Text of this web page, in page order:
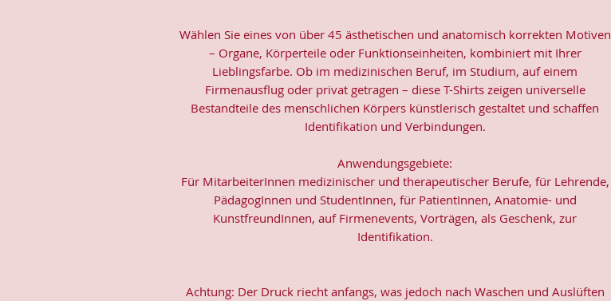
Wählen Sie eines von über 45 ästhetischen und anatomisch korrekten Motiven
– Organe, Körperteile oder Funktionseinheiten, kombiniert mit Ihrer
Lieblingsfarbe. Ob im medizinischen Beruf, im Studium, auf einem
Firmenausflug oder privat getragen – diese T-Shirts zeigen universelle
Bestandteile des menschlichen Körpers künstlerisch gestaltet und schaffen
Identifikation und Verbindungen.
Anwendungsgebiete:
Für MitarbeiterInnen medizinischer und therapeutischer Berufe, für Lehrende,
PädagogInnen und StudentInnen, für PatientInnen, Anatomie- und
KunstfreundInnen, auf Firmenevents, Vorträgen, als Geschenk, zur
Identifikation.
Achtung: Der Druck riecht anfangs, was jedoch nach Waschen und Auslüften